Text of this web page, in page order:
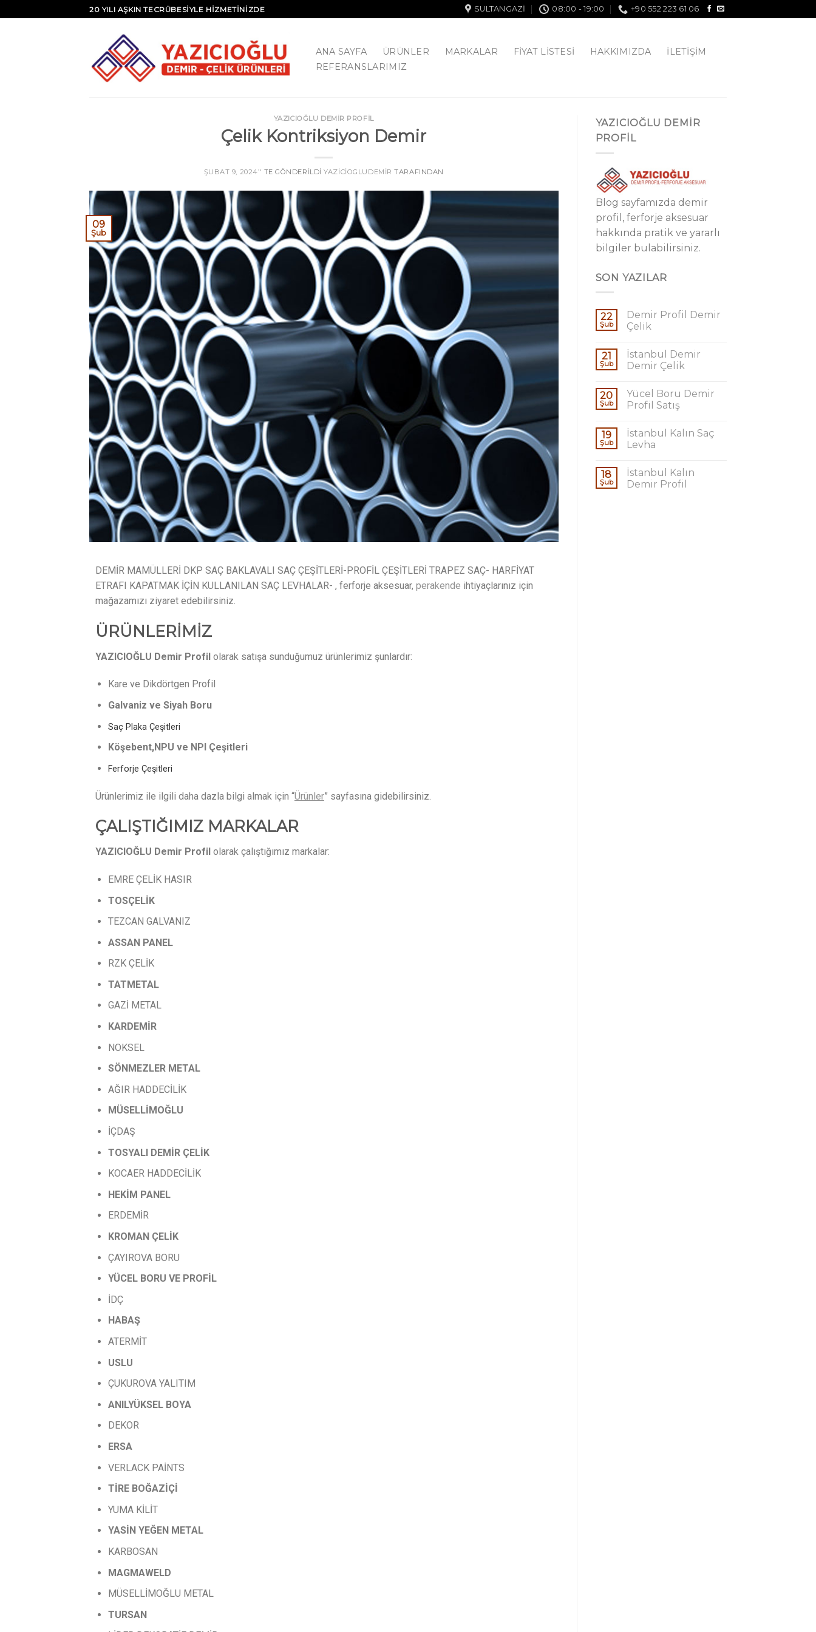
20 YILI AŞKIN TECRÜBESİYLE HİZMETİNİZDE SULTANGAZI 08:00 - 19:00 +90 552 223 61 06
ANA SAYFA ÜRÜNLER MARKALAR FIYAT LISTESI HAKKIMIZDA
İLETIŞIM
REFERANSLARIMIZ
YAZICIOĞLU DEMİR PROFİL
Çelik Kontriksiyon Demir
ŞUBAT 9, 2024’' TE GÖNDERILDI YAZICIOGLUDEMIR TARAFINDAN
09
Şub
DEMİR MAMÜLLERİ DKP SAÇ BAKLAVALI SAÇ ÇEŞİTLERİ-PROFİL ÇEŞİTLERİ TRAPEZ SAÇ- HARFİYAT
ETRAFI KAPATMAK İÇİN KULLANILAN SAÇ LEVHALAR- , ferforje aksesuar, perakende ihtiyaçlarınız için
mağazamızı ziyaret edebilirsiniz.
ÜRÜNLERİMİZ
YAZICIOĞLU Demir Profil olarak satışa sunduğumuz ürünlerimiz şunlardır:
Kare ve Dikdörtgen Profil
Galvaniz ve Siyah Boru
Saç Plaka Çeşitleri
Köşebent,NPU ve NPI Çeşitleri
Ferforje Çeşitleri
Ürünlerimiz ile ilgili daha dazla bilgi almak için “Ürünler” sayfasına gidebilirsiniz.
ÇALIŞTIĞIMIZ MARKALAR
YAZICIOĞLU Demir Profil olarak çalıştığımız markalar:
EMRE ÇELİK HASIR
TOSÇELİK
TEZCAN GALVANIZ
ASSAN PANEL
RZK ÇELİK
TATMETAL
GAZİ METAL
KARDEMİR
NOKSEL
SÖNMEZLER METAL
AĞIR HADDECİLİK
MÜSELLİMOĞLU
İÇDAŞ
TOSYALI DEMİR ÇELİK
KOCAER HADDECİLİK
HEKİM PANEL
ERDEMİR
KROMAN ÇELİK
ÇAYIROVA BORU
YÜCEL BORU VE PROFİL
İDÇ
HABAŞ
ATERMİT
USLU
ÇUKUROVA YALITIM
ANILYÜKSEL BOYA
DEKOR
ERSA
VERLACK PAİNTS
TİRE BOĞAZİÇİ
YUMA KİLİT
YASİN YEĞEN METAL
KARBOSAN
MAGMAWELD
MÜSELLİMOĞLU METAL
TURSAN
YAZICIOĞLU DEMİR
PROFİL
Blog sayfamızda demir
profil, ferforje aksesuar
hakkında pratik ve yararlı
bilgiler bulabilirsiniz.
SON YAZILAR
22
Şub
Demir Profil Demir
Çelik
21
Şub
İstanbul Demir
Demir Çelik
20
Şub
Yücel Boru Demir
Profil Satış
19
Şub
İstanbul Kalın Saç
Levha
18
Şub
İstanbul Kalın
Demir Profil